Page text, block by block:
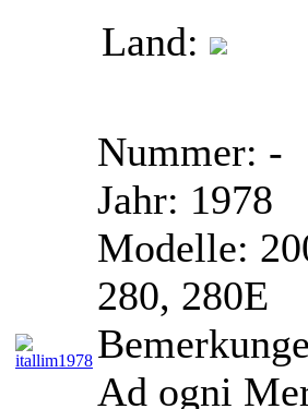
Land:
Nummer: -
Jahr: 1978
Modelle:
280, 280E
Ad ogni